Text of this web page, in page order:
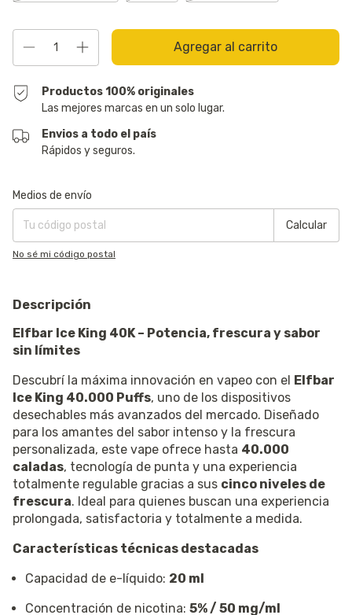
Productos 100% originales
Las mejores marcas en un solo lugar.
Envios a todo el país
Rápidos y seguros.
Entregas para el CP:
Medios de envío
Calcular
No sé mi código postal
Descripción
Elfbar Ice King 40K – Potencia, frescura y sabor
sin límites
Descubrí la máxima innovación en vapeo con el Elfbar
Ice King 40.000 Puffs, uno de los dispositivos
desechables más avanzados del mercado. Diseñado
para los amantes del sabor intenso y la frescura
personalizada, este vape ofrece hasta 40.000
caladas, tecnología de punta y una experiencia
totalmente regulable gracias a sus cinco niveles de
frescura. Ideal para quienes buscan una experiencia
prolongada, satisfactoria y totalmente a medida.
Características técnicas destacadas
Capacidad de e-líquido: 20 ml
Concentración de nicotina: 5% / 50 mg/ml